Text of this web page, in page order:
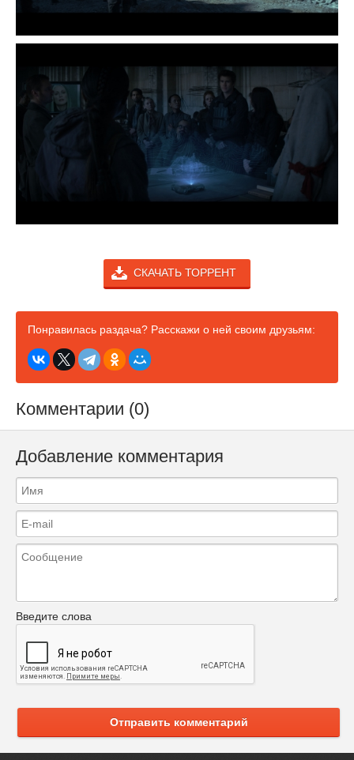
СКАЧАТЬ ТОРРЕНТ
Понравилась раздача? Расскажи о ней своим друзьям:
Комментарии (0)
Добавление комментария
Введите слова
Отправить комментарий